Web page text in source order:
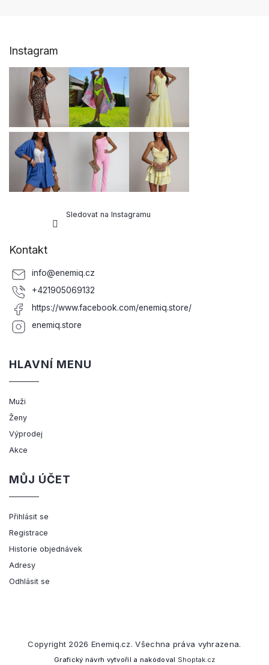
Instagram
Sledovat na Instagramu
Kontakt
info@enemiq.cz
+421905069132
https://www.facebook.com/enemiq.store/
enemiq.store
HLAVNÍ MENU
Muži
Ženy
Výprodej
Akce
MŮJ ÚČET
Přihlásit se
Registrace
Historie objednávek
Adresy
Odhlásit se
Copyright 2026 Enemiq.cz. Všechna práva vyhrazena.
Grafický návrh vytvořil a nakódoval Shoptak.cz